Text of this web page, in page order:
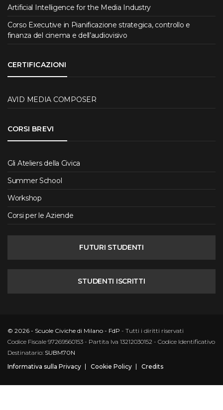
Artificial Intelligence for the Media Industry
Corso Executive in Pianificazione strategica, controllo e
finanza del cinema e dell’audiovisivo
CERTIFICAZIONI
AVID MEDIA COMPOSER
CORSI BREVI
Gli Ateliers della Civica
Summer School
Workshop
Corsi per le Aziende
FUTURI STUDENTI
STUDENTI ISCRITTI
© 2026 - Scuole Civiche di Milano - FdP - Tutti i diritti riservati
Codice Fiscale 97269560153 - Partita Iva 13212030152 - Codice Identificativo
Destinatario: SUBM70N
Informativa sulla Privacy
Cookie Policy Credits